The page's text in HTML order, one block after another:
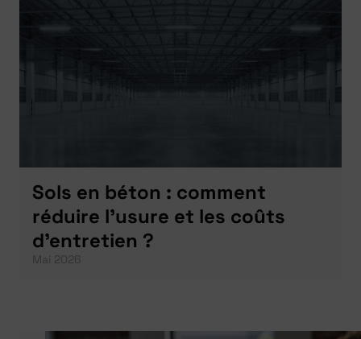
Sols en béton : comment
réduire l’usure et les coûts
d’entretien ?
Mai 2026